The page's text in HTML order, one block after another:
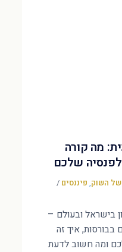
מה קורה
שלכם
של השוק, פיננסים /
בישראל ובעולם –
בבורסות, איך זה
ומה חשוב לדעת